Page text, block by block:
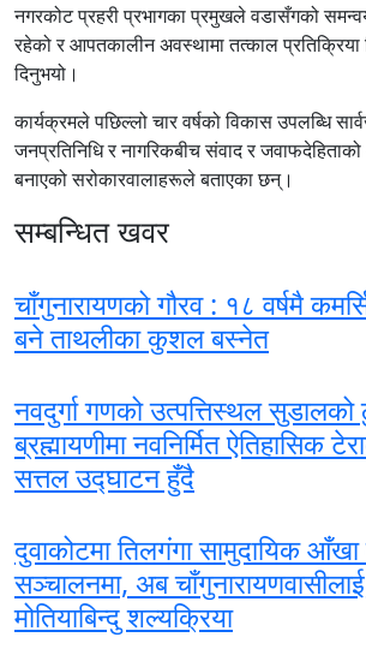
नगरकोट प्रहरी प्रभागका प्रमुखले वडासँगको
रहेको र आपतकालीन अवस्थामा तत्काल प्रतिक्रिया
दिनुभयो।
कार्यक्रमले पछिल्लो चार वर्षको विकास उपलब्धि
जनप्रतिनिधि र नागरिकबीच संवाद र
बनाएको सरोकारवालाहरूले बताएका छन्।
सम्बन्धित खवर
चाँगुनारायणको गौरव : १८ वर्षमै
बने ताथलीका कुशल बस्नेत
नवदुर्गा गणको उत्पत्तिस्थल सुडालको
ब्रह्मायणीमा नवनिर्मित ऐतिहासिक
सत्तल उद्घाटन हुँदै
दुवाकोटमा तिलगंगा सामुदायिक
सञ्चालनमा, अब
मोतियाबिन्दु शल्यक्रिया